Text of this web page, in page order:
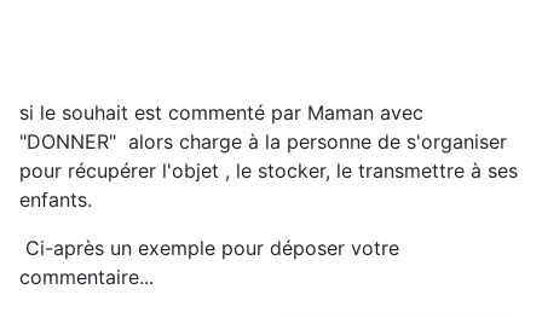
si le souhait est commenté par Maman avec
"DONNER" alors charge à la personne de s'organiser
pour récupérer l'objet , le stocker, le transmettre à ses
enfants.
Ci-après un exemple pour déposer votre
commentaire...